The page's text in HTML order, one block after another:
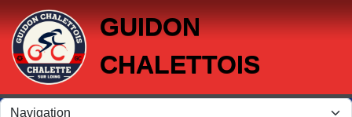
GUIDON
CHALETTOIS
Panneau de gestion des cookies